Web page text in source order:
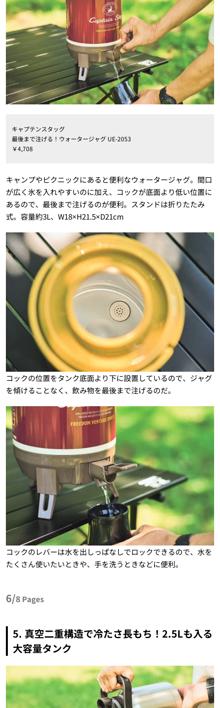
キャプテンスタッグ
最後まで注げる！ウォータージャグ UE-2053
￥4,708
キャンプやピクニックにあると便利なウォータージャグ。間口
が広く氷を入れやすいのに加え、コックが底面より低い位置に
あるので、最後まで注げるのが便利。スタンドは折りたたみ
式。容量約3L、W18×H21.5×D21cm
コックの位置をタンク底面より下に設置しているので、ジャグ
を傾けることなく、飲み物を最後まで注げるのだ。
コックのレバーは水を出しっぱなしでロックできるので、水を
たくさん使いたいときや、手を洗うときなどに便利。
6/8 Pages
5. 真空二重構造で冷たさ長もち！2.5Lも入る
大容量タンク